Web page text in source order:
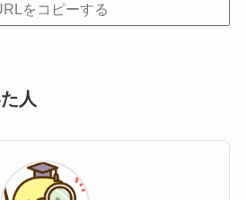
をコピーする
人